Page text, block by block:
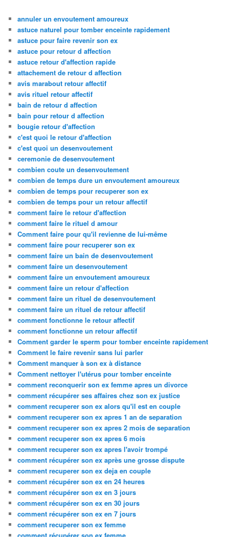
annuler un envoutement amoureux
astuce naturel pour tomber enceinte rapidement
astuce pour faire revenir son ex
astuce pour retour d affection
astuce retour d'affection rapide
attachement de retour d affection
avis marabout retour affectif
avis rituel retour affectif
bain de retour d affection
bain pour retour d affection
bougie retour d'affection
c'est quoi le retour d'affection
c'est quoi un desenvoutement
ceremonie de desenvoutement
combien coute un desenvoutement
combien de temps dure un envoutement amoureux
combien de temps pour recuperer son ex
combien de temps pour un retour affectif
comment faire le retour d'affection
comment faire le rituel d amour
Comment faire pour qu'il revienne de lui-même
comment faire pour recuperer son ex
comment faire un bain de desenvoutement
comment faire un desenvoutement
comment faire un envoutement amoureux
comment faire un retour d'affection
comment faire un rituel de desenvoutement
comment faire un rituel de retour affectif
comment fonctionne le retour affectif
comment fonctionne un retour affectif
Comment garder le sperm pour tomber enceinte rapidement
Comment le faire revenir sans lui parler
Comment manquer à son ex à distance
Comment nettoyer l'utérus pour tomber enceinte
comment reconquerir son ex femme apres un divorce
comment récupérer ses affaires chez son ex justice
comment recuperer son ex alors qu'il est en couple
comment recuperer son ex apres 1 an de separation
comment recuperer son ex apres 2 mois de separation
comment recuperer son ex apres 6 mois
comment recuperer son ex apres l'avoir trompé
comment récupérer son ex après une grosse dispute
comment recuperer son ex deja en couple
comment récupérer son ex en 24 heures
comment récupérer son ex en 3 jours
comment récupérer son ex en 30 jours
comment récupérer son ex en 7 jours
comment recuperer son ex femme
comment récupérer son ex femme